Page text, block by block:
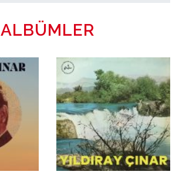
ALBÜMLER